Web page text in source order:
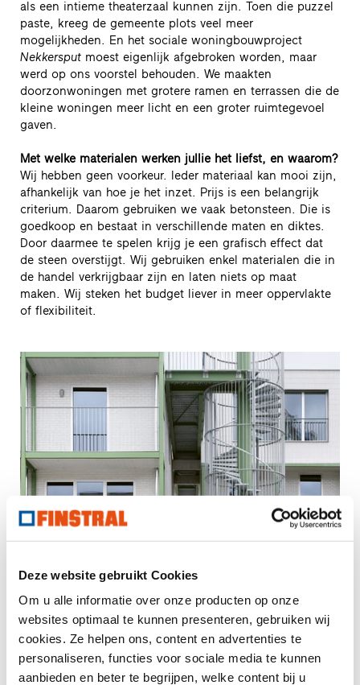
Deze website gebruikt Cookies
Om u alle informatie over onze producten op onze
websites optimaal te kunnen presenteren, gebruiken wij
cookies. Ze helpen ons, content en advertenties te
personaliseren, functies voor sociale media te kunnen
aanbieden en beter te begrijpen, welke content bij u
als een intieme theaterzaal kunnen zijn. Toen die puzzel
paste, kreeg de gemeente plots veel meer
mogelijkheden. En het sociale woningbouwproject
Nekkersput moest eigenlijk afgebroken worden, maar
werd op ons voorstel behouden. We maakten
doorzonwoningen met grotere ramen en terrassen die de
kleine woningen meer licht en een groter ruimtegevoel
gaven.
Met welke materialen werken jullie het liefst, en waarom?
Wij hebben geen voorkeur. Ieder materiaal kan mooi zijn,
afhankelijk van hoe je het inzet. Prijs is een belangrijk
criterium. Daarom gebruiken we vaak betonsteen. Die is
goedkoop en bestaat in verschillende maten en diktes.
Door daarmee te spelen krijg je een grafisch effect dat
de steen overstijgt. Wij gebruiken enkel materialen die in
de handel verkrijgbaar zijn en laten niets op maat
maken. Wij steken het budget liever in meer oppervlakte
of flexibiliteit.